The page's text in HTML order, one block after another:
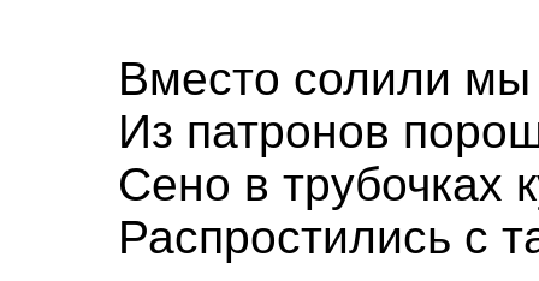
Вместо солили
Из патронов
Сено в трубочках
Распростились с